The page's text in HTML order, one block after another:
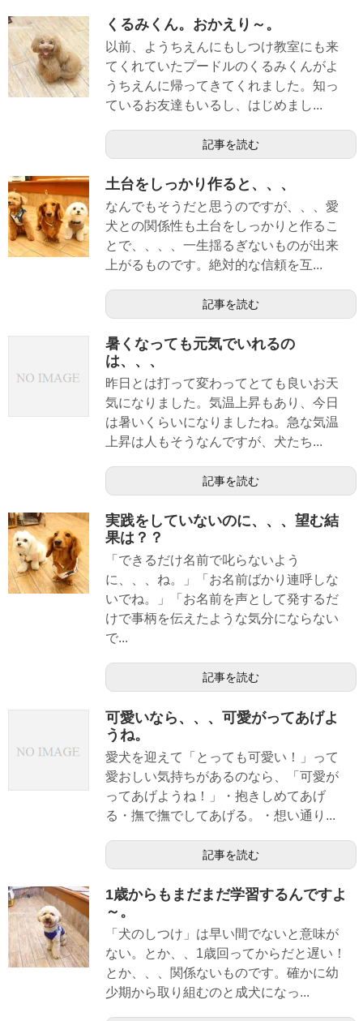
くるみくん。おかえり～。
以前、ようちえんにもしつけ教室にも来
てくれていたプードルのくるみくんがよ
うちえんに帰ってきてくれました。知っ
ているお友達もいるし、はじめまし...
記事を読む
土台をしっかり作ると、、、
なんでもそうだと思うのですが、、、愛
犬との関係性も土台をしっかりと作るこ
とで、、、、一生揺るぎないものが出来
上がるものです。絶対的な信頼を互...
記事を読む
暑くなっても元気でいれるの
は、、、
昨日とは打って変わってとても良いお天
気になりました。気温上昇もあり、今日
は暑いくらいになりましたね。急な気温
上昇は人もそうなんですが、犬たち...
記事を読む
実践をしていないのに、、、望む結
果は？？
「できるだけ名前で叱らないよう
に、、、ね。」「お名前ばかり連呼しな
いでね。」「お名前を声として発するだ
けで事柄を伝えたような気分にならない
で...
記事を読む
可愛いなら、、、可愛がってあげよ
うね。
愛犬を迎えて「とっても可愛い！」って
愛おしい気持ちがあるのなら、「可愛が
ってあげようね！」・抱きしめてあげ
る・撫で撫でしてあげる。・想い通り...
記事を読む
1歳からもまだまだ学習するんですよ
～。
「犬のしつけ」は早い間でないと意味が
ない。とか、、1歳回ってからだと遅い！
とか、、、関係ないものです。確かに幼
少期から取り組むのと成犬になっ...